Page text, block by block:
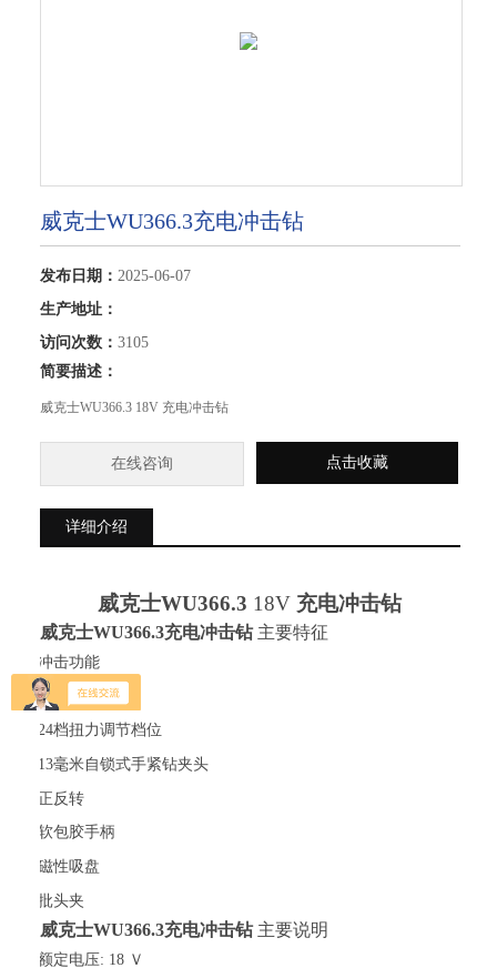
威克士WU366.3充电冲击钻
发布日期： 2025-06-07
生产地址：
访问次数： 3105
简要描述：
威克士WU366.3 18V 充电冲击钻
在线咨询 点击收藏
详细介绍
威克士WU366.3 18V 充电冲击钻
威克士WU366.3充电冲击钻 主要特征
冲击功能
·两档机械调速
24档扭力调节档位
13毫米自锁式手紧钻夹头
正反转
软包胶手柄
磁性吸盘
批头夹
威克士WU366.3充电冲击钻 主要说明
额定电压: 18 Ｖ